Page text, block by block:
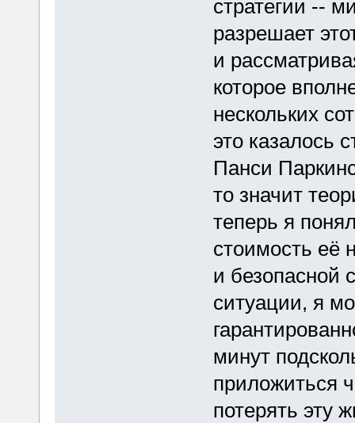
стратегии --
разрешает
и
которое
нескольких
это казалось
Панси
то значит
теперь я
стоимость её
и безопасной
ситуации, я
минут
приложиться
потерять эту